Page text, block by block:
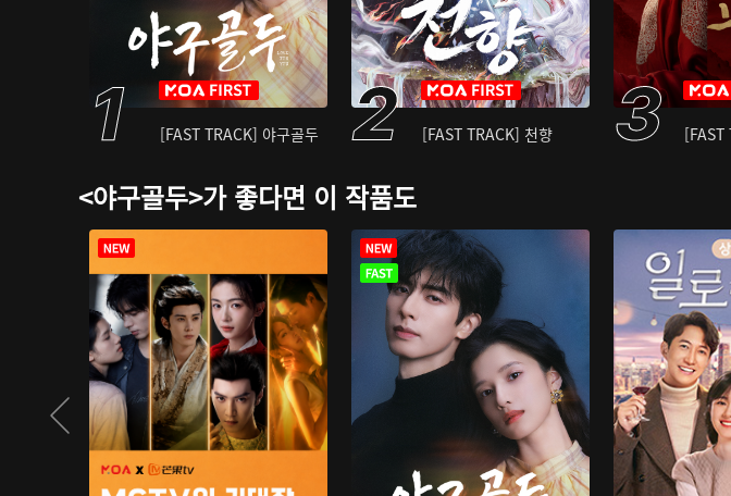
[FAST TRACK] 야구골두 [FAST TRACK] 천향 [FAST
<야구골두>가 좋다면 이 작품도